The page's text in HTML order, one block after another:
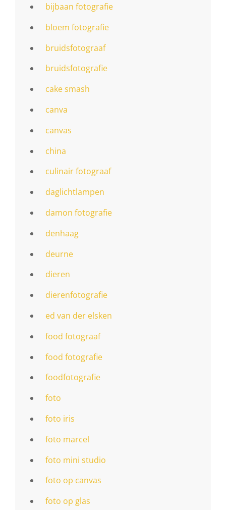
bijbaan fotografie
bloem fotografie
bruidsfotograaf
bruidsfotografie
cake smash
canva
canvas
china
culinair fotograaf
daglichtlampen
damon fotografie
denhaag
deurne
dieren
dierenfotografie
ed van der elsken
food fotograaf
food fotografie
foodfotografie
foto
foto iris
foto marcel
foto mini studio
foto op canvas
foto op glas